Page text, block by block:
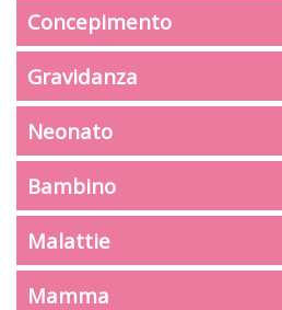
Concepimento
Gravidanza
Neonato
Bambino
Malattie
Mamma